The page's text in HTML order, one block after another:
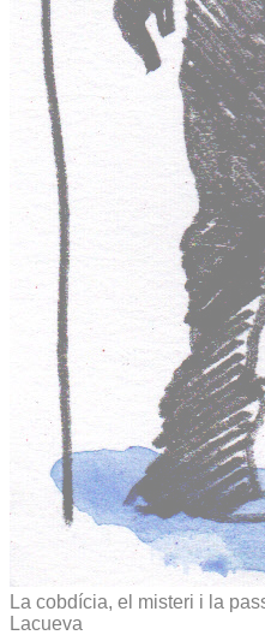
La cobdícia, el misteri i la
Lacueva